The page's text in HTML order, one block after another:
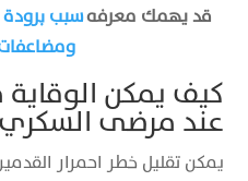
قد يهمك معرفهسبب
كيف يمكن الوقاية
عند مرضى
يمكن تقليل خطر احمرار